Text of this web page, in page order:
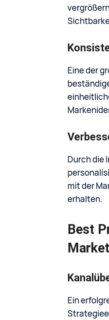
Eine der
Durch die
mit der
erhalten.
Best
Ein